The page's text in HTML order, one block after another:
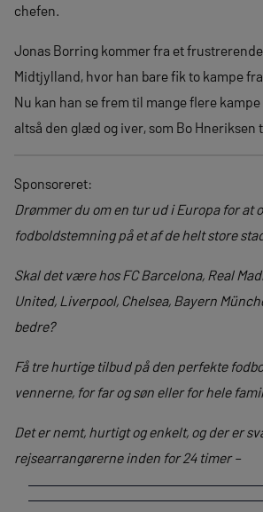
chefen.
Jonas Borring kommer fra et
Midtjylland, hvor han bare fik to kampe
Nu kan han se frem til mange flere
altså den glæd og iver, som Bo Hneriksen
Sponsoreret:
Drømmer du om en tur ud i Europa for at
fodboldstemning på et af de helt store
Skal det være hos FC Barcelona, Real
United, Liverpool, Chelsea, Bayern
bedre?
Få tre hurtige tilbud på den perfekte
vennerne, for far og søn eller for hele
Det er nemt, hurtigt og enkelt, og der er
rejsearrangørerne inden for 24 timer –